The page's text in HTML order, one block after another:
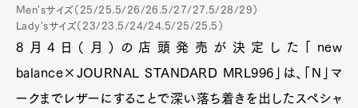
Men'sサイズ（25/25.5/26/26.5/27/27.5/28/29）
Lady'sサイズ（23/23.5/24/24.5/25/25.5）
8月4日（月）の店頭発売が決定した「new
balance×JOURNAL STANDARD MRL996」は、「N」マ
ークまでレザーにすることで深い落ち着きを出したスペシャ